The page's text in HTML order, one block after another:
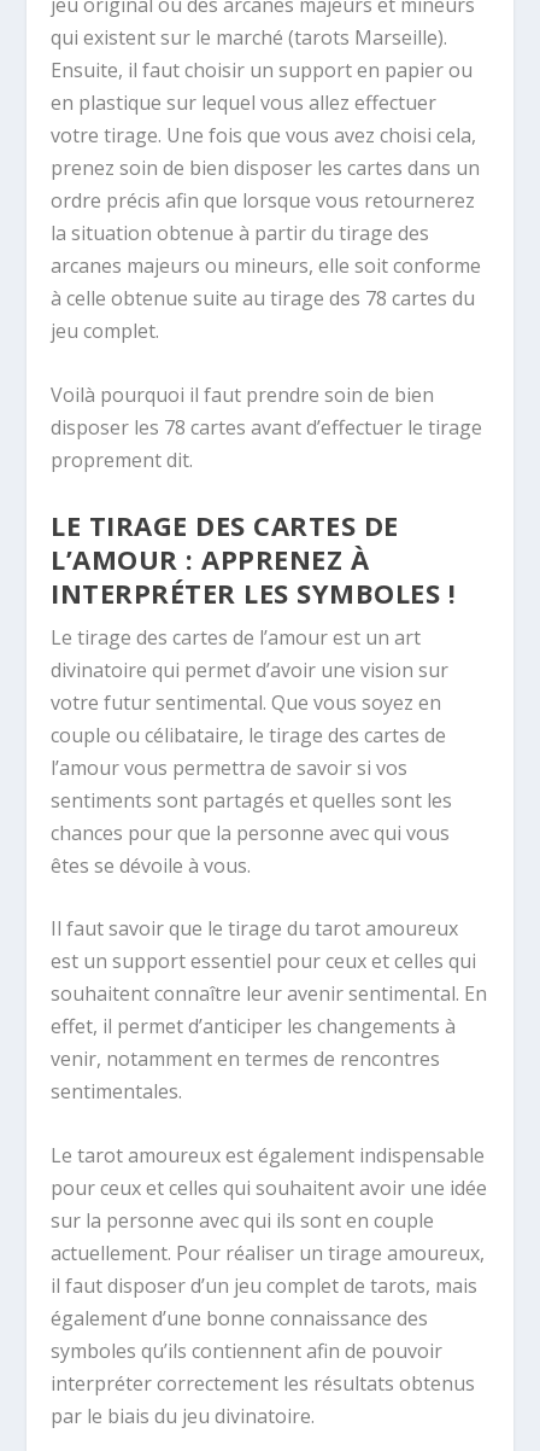
qui existent sur le marché (tarots Marseille).
Ensuite, il faut choisir un support en papier ou
en plastique sur lequel vous allez effectuer
votre tirage. Une fois que vous avez choisi cela,
prenez soin de bien disposer les cartes dans un
ordre précis afin que lorsque vous retournerez
la situation obtenue à partir du tirage des
arcanes majeurs ou mineurs, elle soit conforme
à celle obtenue suite au tirage des 78 cartes du
jeu complet.
Voilà pourquoi il faut prendre soin de bien
disposer les 78 cartes avant d’effectuer le tirage
proprement dit.
LE TIRAGE DES CARTES DE
L’AMOUR : APPRENEZ À
INTERPRÉTER LES SYMBOLES !
Le tirage des cartes de l’amour est un art
divinatoire qui permet d’avoir une vision sur
votre futur sentimental. Que vous soyez en
couple ou célibataire, le tirage des cartes de
l’amour vous permettra de savoir si vos
sentiments sont partagés et quelles sont les
chances pour que la personne avec qui vous
êtes se dévoile à vous.
Il faut savoir que le tirage du tarot amoureux
est un support essentiel pour ceux et celles qui
souhaitent connaître leur avenir sentimental. En
effet, il permet d’anticiper les changements à
venir, notamment en termes de rencontres
sentimentales.
Le tarot amoureux est également indispensable
pour ceux et celles qui souhaitent avoir une idée
sur la personne avec qui ils sont en couple
actuellement. Pour réaliser un tirage amoureux,
il faut disposer d’un jeu complet de tarots, mais
également d’une bonne connaissance des
symboles qu’ils contiennent afin de pouvoir
interpréter correctement les résultats obtenus
par le biais du jeu divinatoire.